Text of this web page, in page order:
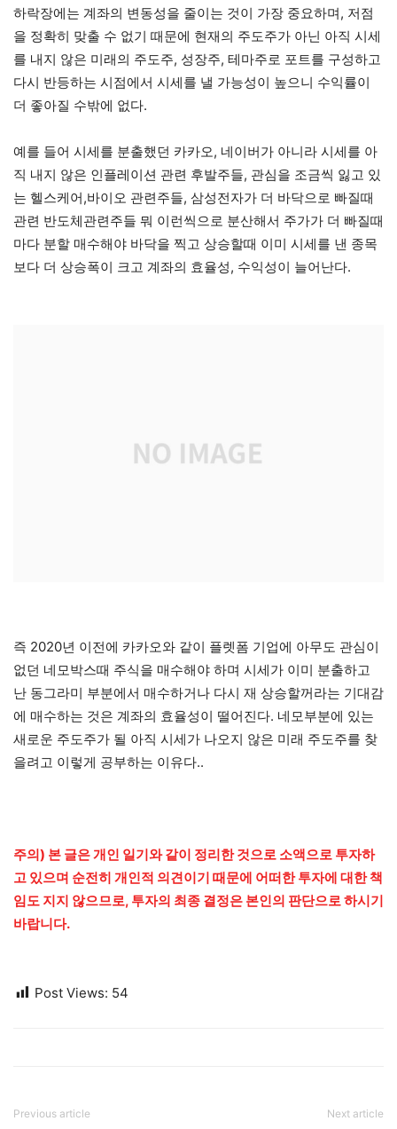
하락장에는 계좌의 변동성을 줄이는 것이 가장 중요하며, 저점
을 정확히 맞출 수 없기 때문에 현재의 주도주가 아닌 아직 시세
를 내지 않은 미래의 주도주, 성장주, 테마주로 포트를 구성하고
다시 반등하는 시점에서 시세를 낼 가능성이 높으니 수익률이
더 좋아질 수밖에 없다.
예를 들어 시세를 분출했던 카카오, 네이버가 아니라 시세를 아
직 내지 않은 인플레이션 관련 후발주들, 관심을 조금씩 잃고 있
는 헬스케어,바이오 관련주들, 삼성전자가 더 바닥으로 빠질때
관련 반도체관련주들 뭐 이런씩으로 분산해서 주가가 더 빠질때
마다 분할 매수해야 바닥을 찍고 상승할때 이미 시세를 낸 종목
보다 더 상승폭이 크고 계좌의 효율성, 수익성이 늘어난다.
즉 2020년 이전에 카카오와 같이 플렛폼 기업에 아무도 관심이
없던 네모박스때 주식을 매수해야 하며 시세가 이미 분출하고
난 동그라미 부분에서 매수하거나 다시 재 상승할꺼라는 기대감
에 매수하는 것은 계좌의 효율성이 떨어진다. 네모부분에 있는
새로운 주도주가 될 아직 시세가 나오지 않은 미래 주도주를 찾
을려고 이렇게 공부하는 이유다..
주의) 본 글은 개인 일기와 같이 정리한 것으로 소액으로 투자하
고 있으며 순전히 개인적 의견이기 때문에 어떠한 투자에 대한 책
임도 지지 않으므로, 투자의 최종 결정은 본인의 판단으로 하시기
바랍니다.
Post Views: 54
Previous article Next article